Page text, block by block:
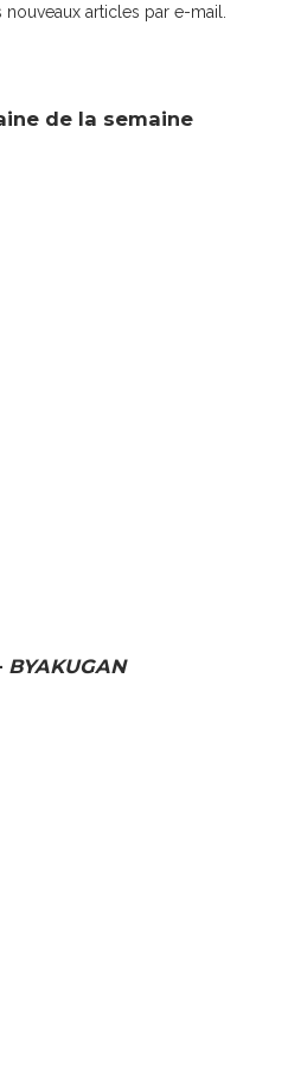
articles par e-mail.
de la semaine
BYAKUGAN